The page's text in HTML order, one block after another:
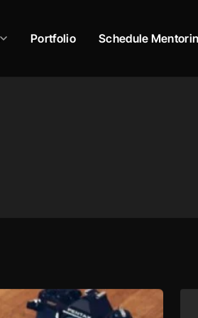
Portfolio Schedule